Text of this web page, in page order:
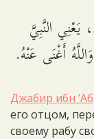
النَّبِيَّ
أَغْنَى عَنْهُ.
Джабир ибн
его отцом,
своему рабу